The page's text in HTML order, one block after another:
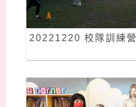
20221220 校隊訓練營